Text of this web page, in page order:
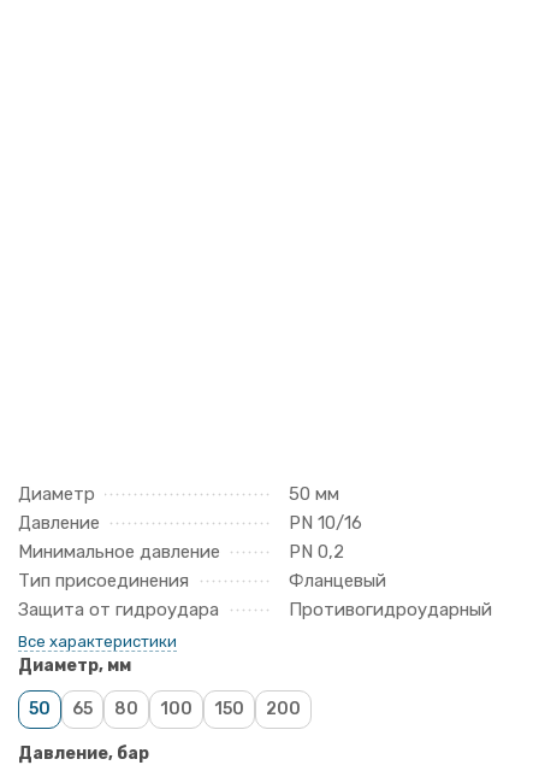
Диаметр
50 мм
Давление
PN 10/16
Минимальное давление
PN 0,2
Тип присоединения
Фланцевый
Защита от гидроудара
Противогидроударный
Все характеристики
Диаметр, мм
50 65 80 100 150 200
Давление, бар